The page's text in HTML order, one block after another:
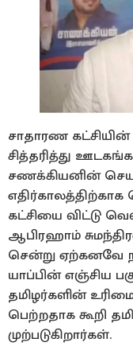
சாதாரண
சித்தரித்து
சணக்கியனின்
கட்சியை விட்டு
ஆபிரஹாம்
சென்று ஏற்கனவே
யாப்பின் எஞ்சிய
தமிழர்களின்
பெற்றதாக கூறி
முற்படுகிறார்கள்.